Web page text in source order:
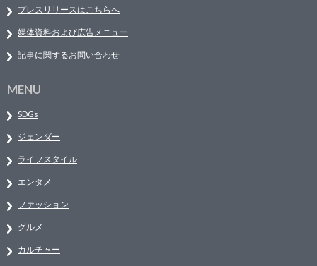
プレスリリースはこちらへ
媒体資料および広告メニュー
記事に関するお問い合わせ
MENU
SDGs
ジェンダー
ライフスタイル
エンタメ
ファッション
グルメ
カルチャー